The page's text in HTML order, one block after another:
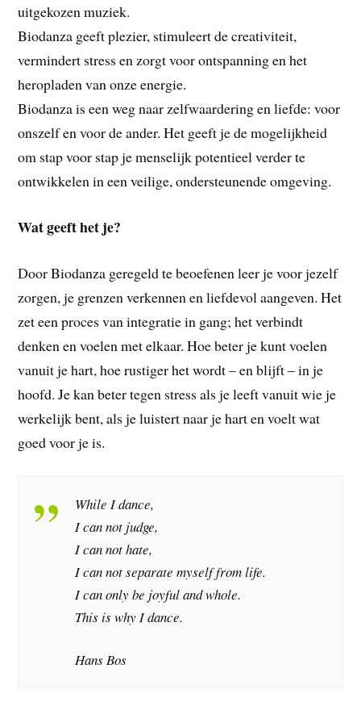
uitgekozen muziek.
Biodanza geeft plezier, stimuleert de creativiteit,
vermindert stress en zorgt voor ontspanning en het
heropladen van onze energie.
Biodanza is een weg naar zelfwaardering en liefde: voor
onszelf en voor de ander. Het geeft je de mogelijkheid
om stap voor stap je menselijk potentieel verder te
ontwikkelen in een veilige, ondersteunende omgeving.
Wat geeft het je?
Door Biodanza geregeld te beoefenen leer je voor jezelf
zorgen, je grenzen verkennen en liefdevol aangeven. Het
zet een proces van integratie in gang; het verbindt
denken en voelen met elkaar. Hoe beter je kunt voelen
vanuit je hart, hoe rustiger het wordt – en blijft – in je
hoofd. Je kan beter tegen stress als je leeft vanuit wie je
werkelijk bent, als je luistert naar je hart en voelt wat
goed voor je is.
While I dance,
I can not judge,
I can not hate,
I can not separate myself from life.
I can only be joyful and whole.
This is why I dance.
Hans Bos